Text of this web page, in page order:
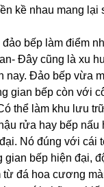
kề nhau mang lại
bếp làm điểm
Đây cũng là xu
nay. Đảo bếp vừa
gian bếp còn với
thể làm khu lưu
rửa hay bếp nấu
Nó đúng với cái
bếp hiện đại,
đá hoa cương